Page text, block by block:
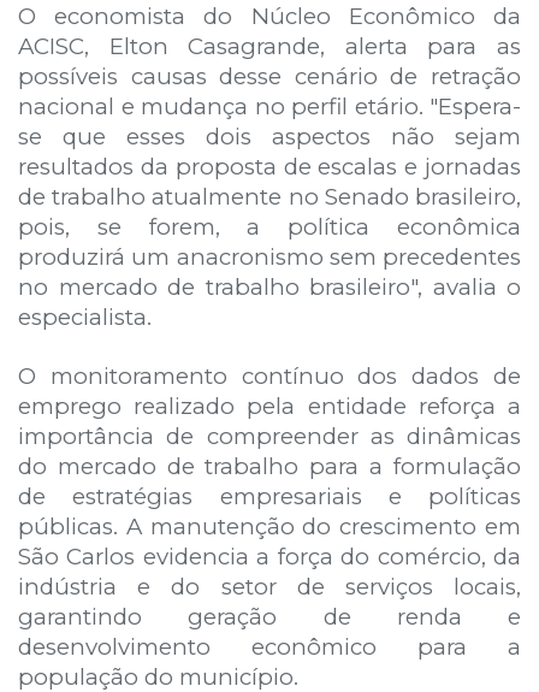
O economista do Núcleo Econômico da
ACISC, Elton Casagrande, alerta para as
possíveis causas desse cenário de retração
nacional e mudança no perfil etário. "Espera-
se que esses dois aspectos não sejam
resultados da proposta de escalas e jornadas
de trabalho atualmente no Senado brasileiro,
pois, se forem, a política econômica
produzirá um anacronismo sem precedentes
no mercado de trabalho brasileiro", avalia o
especialista.
O monitoramento contínuo dos dados de
emprego realizado pela entidade reforça a
importância de compreender as dinâmicas
do mercado de trabalho para a formulação
de estratégias empresariais e políticas
públicas. A manutenção do crescimento em
São Carlos evidencia a força do comércio, da
indústria e do setor de serviços locais,
garantindo geração de renda e
desenvolvimento econômico para a
população do município.